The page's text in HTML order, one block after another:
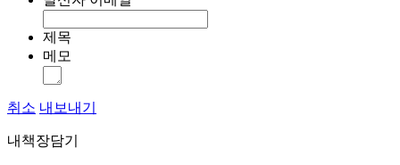
제목
메모
취소 내보내기
내책장담기